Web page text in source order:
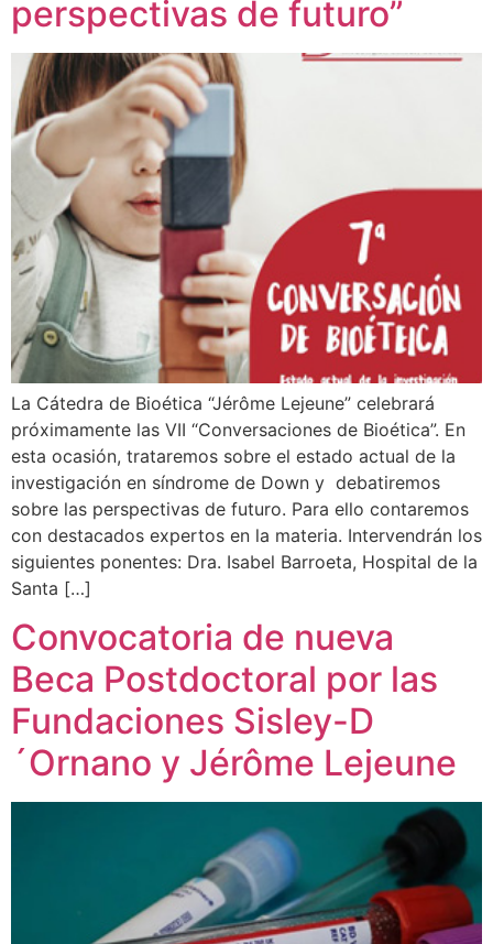
perspectivas de futuro”
La Cátedra de Bioética “Jérôme Lejeune” celebrará
próximamente las VII “Conversaciones de Bioética”. En
esta ocasión, trataremos sobre el estado actual de la
investigación en síndrome de Down y debatiremos
sobre las perspectivas de futuro. Para ello contaremos
con destacados expertos en la materia. Intervendrán los
siguientes ponentes: Dra. Isabel Barroeta, Hospital de la
Santa […]
Convocatoria de nueva
Beca Postdoctoral por las
Fundaciones Sisley-D
´Ornano y Jérôme Lejeune